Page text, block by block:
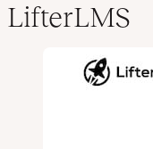
LifterLMS